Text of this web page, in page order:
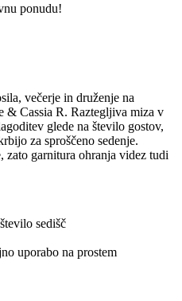
ponudu!
večerje in druženje na
& Cassia R. Raztegljiva miza v
glede na število gostov,
za sproščeno sedenje.
garnitura ohranja videz tudi
sedišč
uporabo na prostem